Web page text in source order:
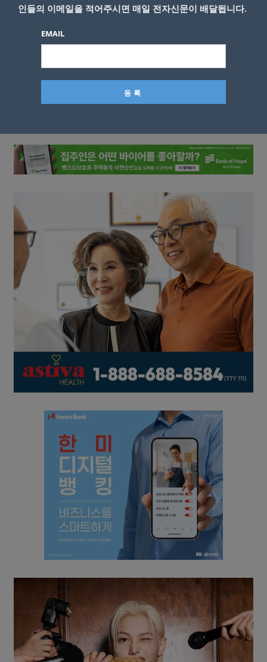
인들의 이메일을 적어주시면 매일 전자신문이 배달됩니다.
EMAIL